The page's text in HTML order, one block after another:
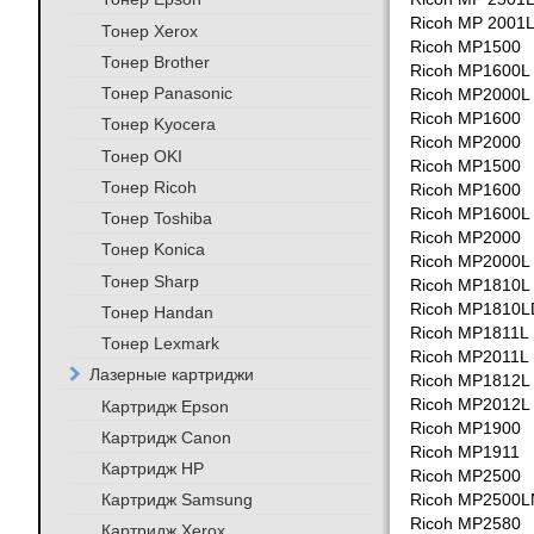
Ricoh MP 2001L
Ricoh MP1500
Ricoh MP1600L
Ricoh MP2000L
Ricoh MP1600
Ricoh MP2000
Ricoh MP1500
Ricoh MP1600
Ricoh MP1600L
Ricoh MP2000
Ricoh MP2000L
Ricoh MP1810L
Ricoh
Ricoh MP1811L
Ricoh MP2011L
Ricoh MP1812L
Ricoh MP2012L
Ricoh MP1900
Ricoh MP1911
Ricoh MP2500
Ricoh
Ricoh MP2580
Тонер Xerox
Тонер Brother
Тонер Panasonic
Тонер Kyocera
Тонер OKI
Тонер Ricoh
Тонер Toshiba
Тонер Konica
Тонер Sharp
Тонер Handan
Тонер Lexmark
Лазерные картриджи
Картридж Epson
Картридж Canon
Картридж HP
Картридж Samsung